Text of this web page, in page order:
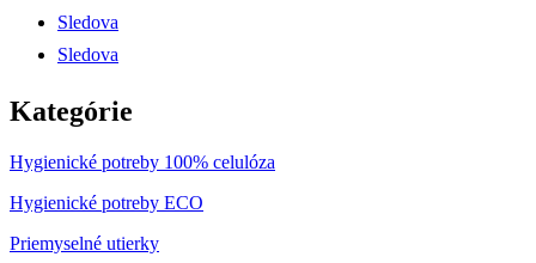
Sledova
Sledova
Kategórie
Hygienické potreby 100% celulóza
Hygienické potreby ECO
Priemyselné utierky